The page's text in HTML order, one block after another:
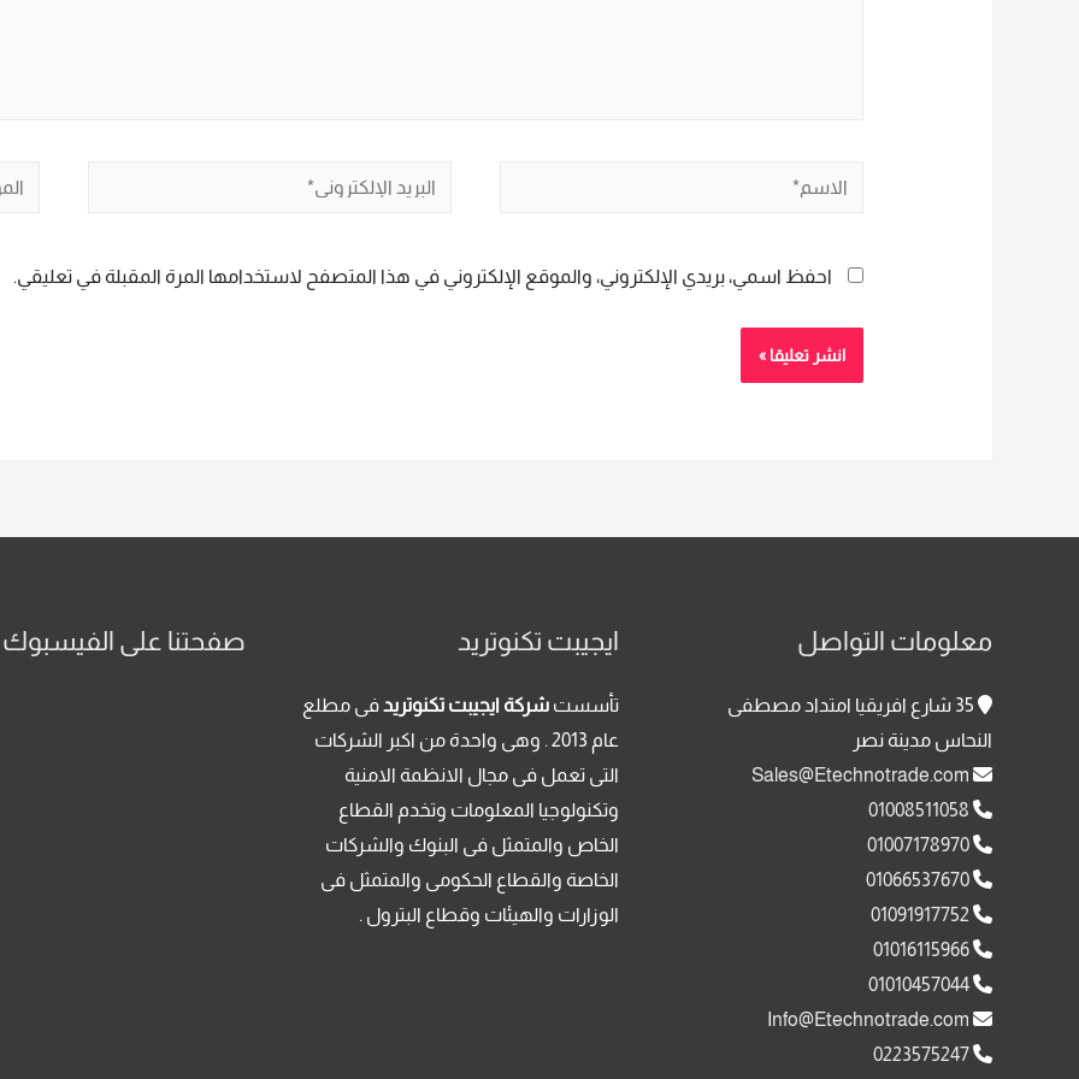
الاسم*
البريد
احفظ اسمي، بريدي الإلكتروني، والموقع الإلكتروني في هذا المتصفح لاستخدامها المرة المقبلة في تعليقي.
معلومات التواصل
35 شارع افريقيا امتداد مصطفى
النحاس مدينة نصر
01008511058
01007178970
01066537670
01091917752
01016115966
01010457044
0223575247
ايجيبت تكنوتريد
تأسست شركة ايجيبت تكنوتريدفى مطلع
عام 2013 . وهى واحدة من اكبر الشركات
التى تعمل فى مجال الانظمة الامنية
وتكنولوجيا المعلومات وتخدم القطاع
الخاص والمتمثل فى البنوك والشركات
الخاصة والقطاع الحكومى والمتمثل فى
الوزارات والهيئات وقطاع البترول .
صفحتنا على الفيسبوك